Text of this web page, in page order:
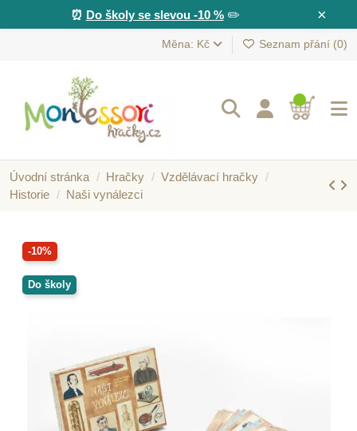
×
⏰ Do školy se slevou -10 %✏️
Měna: Kč Seznam přání (0)
Úvodní stránka Hračky
Vzdělávací hračky
Historie
Naši vynálezci
-10%
Do školy